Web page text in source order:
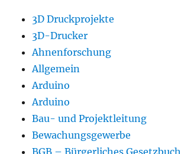
3D Druckprojekte
3D-Drucker
Ahnenforschung
Allgemein
Arduino
Arduino
Bau- und Projektleitung
Bewachungsgewerbe